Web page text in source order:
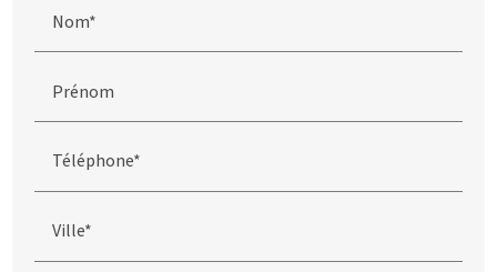
Nom*
Prénom
Téléphone*
Ville*